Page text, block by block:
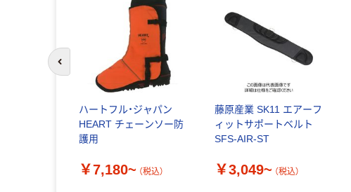
ハートフル・ジャパン
HEART チェーンソー防
護用
￥7,180~ （税込）
藤原産業 SK11 エアーフ
ィットサポートベルト
SFS-AIR-ST
￥3,049~ （税込）
前のスライドへ